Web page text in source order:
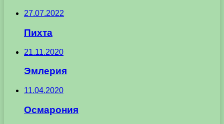
27.07.2022
Пихта
21.11.2020
Эмлерия
11.04.2020
Осмарония